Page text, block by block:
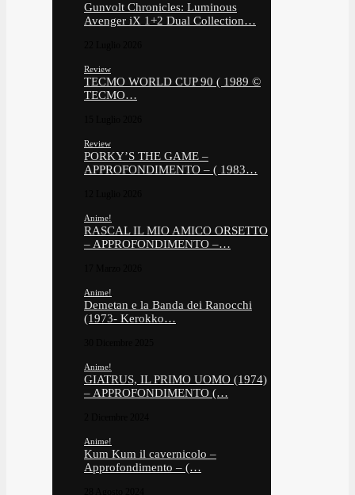
Gunvolt Chronicles: Luminous
Avenger iX 1+2 Dual Collection…
Review
TECMO WORLD CUP 90 ( 1989 ©
TECMO…
Review
PORKY’S THE GAME –
APPROFONDIMENTO – ( 1983…
Anime!
RASCAL IL MIO AMICO ORSETTO
– APPROFONDIMENTO –…
Anime!
Demetan e la Banda dei Ranocchi
(1973- Kerokko…
Anime!
GIATRUS, IL PRIMO UOMO (1974)
– APPROFONDIMENTO (…
Anime!
Kum Kum il cavernicolo –
Approfondimento – (…